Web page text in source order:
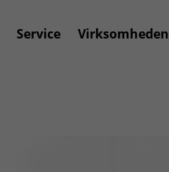
Service Virksomheden